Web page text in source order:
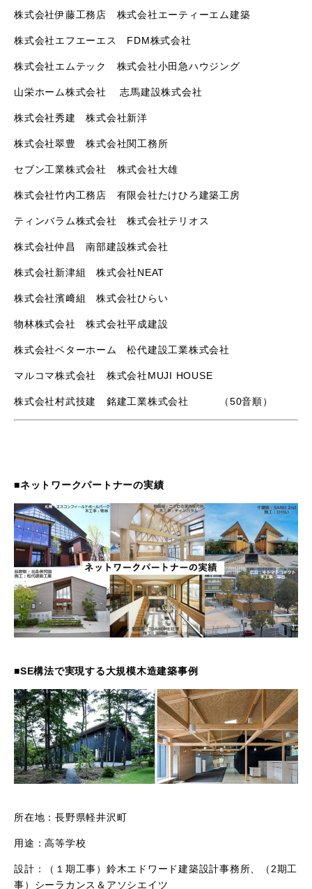
株式会社伊藤工務店 株式会社エーティーエム建築
株式会社エフエーエス FDM株式会社
株式会社エムテック 株式会社小田急ハウジング
山栄ホーム株式会社 志馬建設株式会社
株式会社秀建 株式会社新洋
株式会社翠豊 株式会社関工務所
セブン工業株式会社 株式会社大雄
株式会社竹内工務店 有限会社たけひろ建築工房
ティンバラム株式会社 株式会社テリオス
株式会社仲昌 南部建設株式会社
株式会社新津組 株式会社NEAT
株式会社濱﨑組 株式会社ひらい
物林株式会社 株式会社平成建設
株式会社ベターホーム 松代建設工業株式会社
マルコマ株式会社 株式会社MUJI HOUSE
株式会社村武技建 銘建工業株式会社 （50音順）
■ネットワークパートナーの実績
■SE構法で実現する大規模木造建築事例
所在地：長野県軽井沢町​
用途：高等学校
設計：（１期工事）​鈴木エドワード​建築設計事務所​、（2期工
事）シーラカンス＆アソシエイツ​